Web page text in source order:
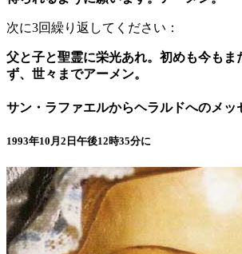
次に3回繰り返してください：
父と子と聖霊に栄光あれ。初めも今もま
ず、世々までアーメン。
サン・ラファエルからヘラルドへのメッ
1993年10月2日午後12時35分に